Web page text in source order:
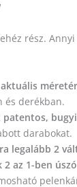
rész.
és derékban.
patentos,
darabokat.
legalább 2
2 az 1-ben